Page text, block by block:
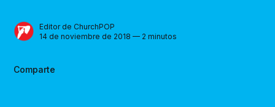
Editor de ChurchPOP
14 de noviembre de 2018 — 2 minutos
Comparte